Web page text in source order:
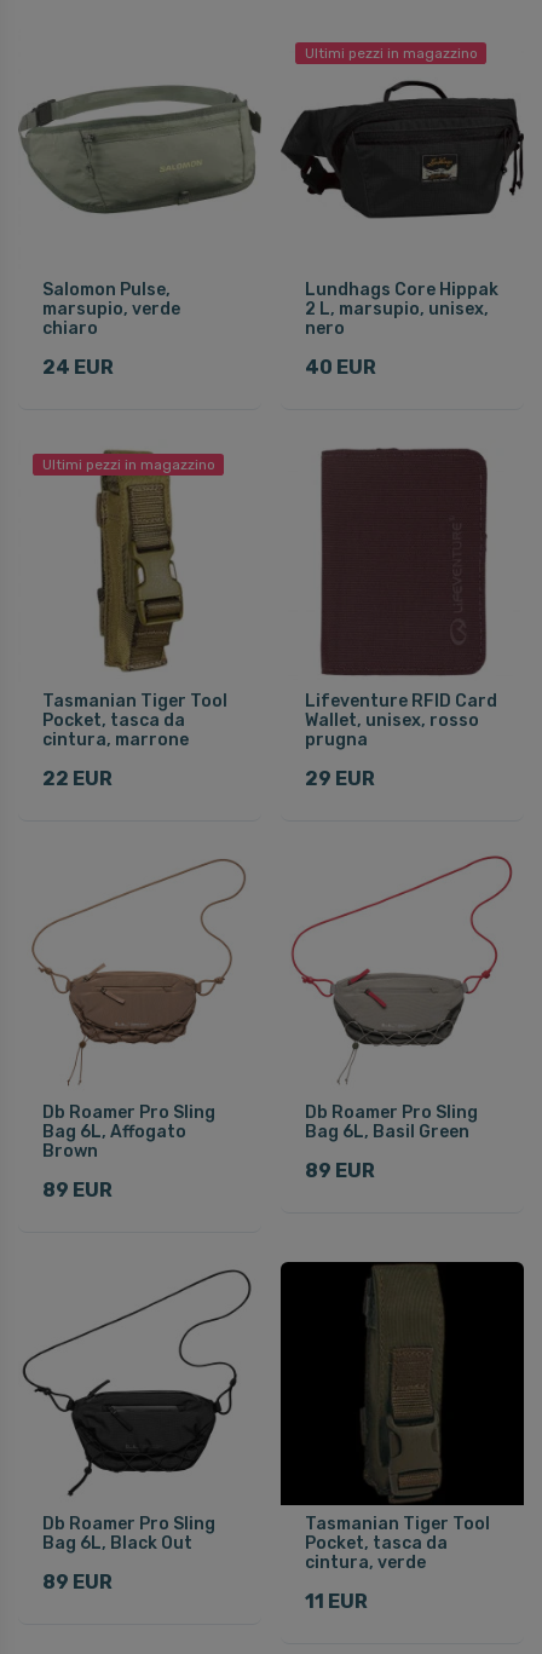
Salomon Pulse,
marsupio, verde
chiaro
24 EUR
Ultimi pezzi in magazzino
Lundhags Core Hippak
2 L, marsupio, unisex,
nero
40 EUR
Ultimi pezzi in magazzino
Tasmanian Tiger Tool
Pocket, tasca da
cintura, marrone
22 EUR
Lifeventure RFID Card
Wallet, unisex, rosso
prugna
29 EUR
Db Roamer Pro Sling
Bag 6L, Affogato
Brown
89 EUR
Db Roamer Pro Sling
Bag 6L, Basil Green
89 EUR
Db Roamer Pro Sling
Bag 6L, Black Out
89 EUR
Tasmanian Tiger Tool
Pocket, tasca da
cintura, verde
11 EUR